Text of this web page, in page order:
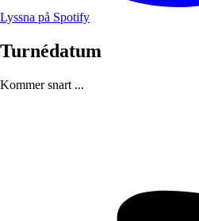
Lyssna på Spotify
Turnédatum
Kommer snart ...